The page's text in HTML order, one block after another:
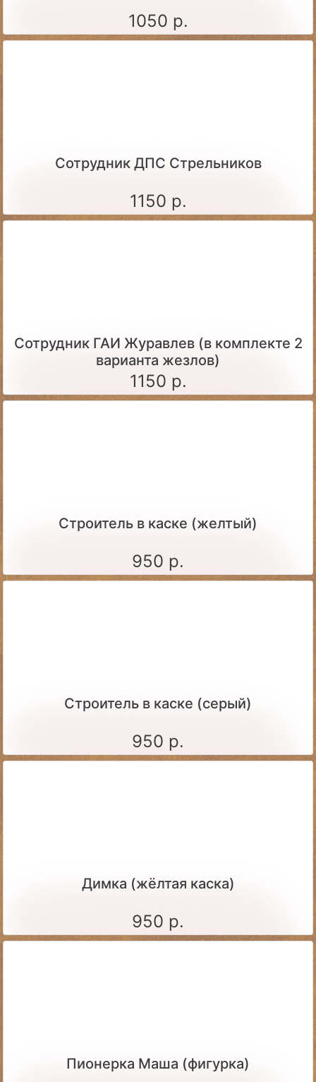
1050 р.
Сотрудник ДПС Стрельников
1150 р.
Сотрудник ГАИ Журавлев (в комплекте 2
варианта жезлов)
1150 р.
Строитель в каске (желтый)
950 р.
Строитель в каске (серый)
950 р.
Димка (жёлтая каска)
950 р.
Пионерка Маша (фигурка)